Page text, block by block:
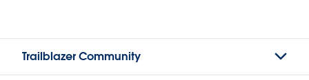
Trailblazer Community